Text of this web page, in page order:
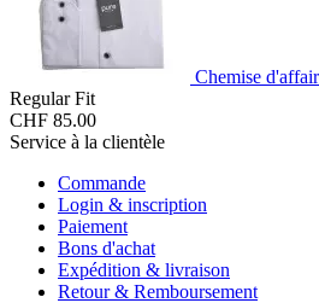
Chemise
Regular Fit
CHF 85.00
Service à la clientèle
Commande
Login & inscription
Paiement
Bons d'achat
Expédition & livraison
Retour & Remboursement